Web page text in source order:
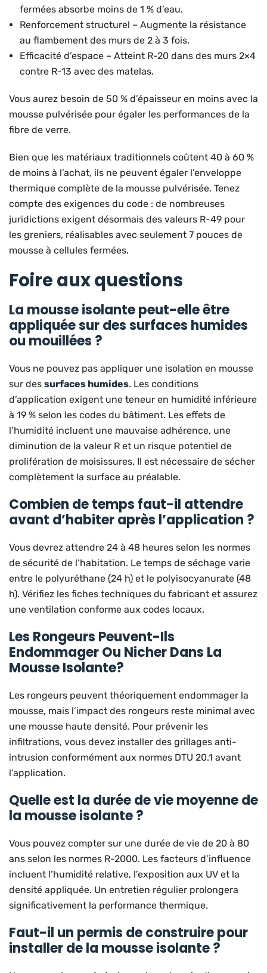
fermées absorbe moins de 1 % d’eau.
Renforcement structurel – Augmente la résistance
au flambement des murs de 2 à 3 fois.
Efficacité d’espace – Atteint R-20 dans des murs 2×4
contre R-13 avec des matelas.
Vous aurez besoin de 50 % d’épaisseur en moins avec la
mousse pulvérisée pour égaler les performances de la
fibre de verre.
Bien que les matériaux traditionnels coûtent 40 à 60 %
de moins à l’achat, ils ne peuvent égaler l’enveloppe
thermique complète de la mousse pulvérisée. Tenez
compte des exigences du code : de nombreuses
juridictions exigent désormais des valeurs R-49 pour
les greniers, réalisables avec seulement 7 pouces de
mousse à cellules fermées.
Foire aux questions
La mousse isolante peut-elle être
appliquée sur des surfaces humides
ou mouillées ?
Vous ne pouvez pas appliquer une isolation en mousse
sur des surfaces humides. Les conditions
d’application exigent une teneur en humidité inférieure
à 19 % selon les codes du bâtiment. Les effets de
l’humidité incluent une mauvaise adhérence, une
diminution de la valeur R et un risque potentiel de
prolifération de moisissures. Il est nécessaire de sécher
complètement la surface au préalable.
Combien de temps faut-il attendre
avant d’habiter après l’application ?
Vous devrez attendre 24 à 48 heures selon les normes
de sécurité de l’habitation. Le temps de séchage varie
entre le polyuréthane (24 h) et le polyisocyanurate (48
h). Vérifiez les fiches techniques du fabricant et assurez
une ventilation conforme aux codes locaux.
Les Rongeurs Peuvent-Ils
Endommager Ou Nicher Dans La
Mousse Isolante?
Les rongeurs peuvent théoriquement endommager la
mousse, mais l’impact des rongeurs reste minimal avec
une mousse haute densité. Pour prévenir les
infiltrations, vous devez installer des grillages anti-
intrusion conformément aux normes DTU 20.1 avant
l’application.
Quelle est la durée de vie moyenne de
la mousse isolante ?
Vous pouvez compter sur une durée de vie de 20 à 80
ans selon les normes R-2000. Les facteurs d’influence
incluent l’humidité relative, l’exposition aux UV et la
densité appliquée. Un entretien régulier prolongera
significativement la performance thermique.
Faut-il un permis de construire pour
installer de la mousse isolante ?